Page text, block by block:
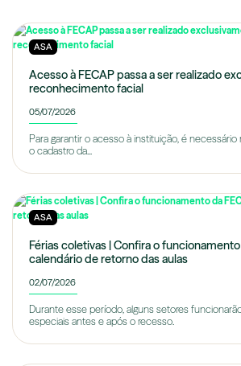
ASA
Acesso à FECAP passa a ser realizado
reconhecimento facial
05/07/2026
Para garantir o acesso à instituição, é necessário
o cadastro da...
ASA
Férias coletivas | Confira o
calendário de retorno das aulas
02/07/2026
Durante esse período, alguns setores
especiais antes e após o recesso.